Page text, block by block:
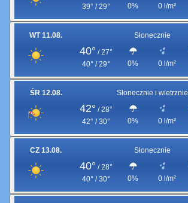
39° / 29°
0% 0 l/m²
WT 11.08. Słonecznie
40° / 27°
40° / 29°
0% 0 l/m²
ŚR 12.08. Słonecznie i wietrznie
42° / 28°
42° / 30°
0% 0 l/m²
CZ 13.08. Słonecznie
40° / 28°
40° / 30°
0% 0 l/m²